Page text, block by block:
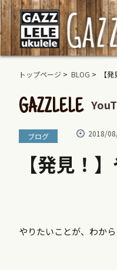
トップページ > BLOG > 【発
GAZZLELE
ブログ 2018/
【発見！
やりたいことが、わか